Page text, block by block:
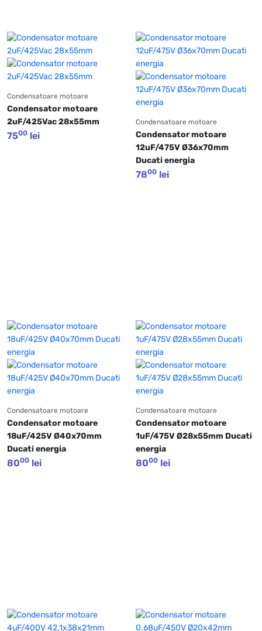
Condensatoare motoare
Condensator motoare
2uF/425Vac 28x55mm
7500 lei
Condensatoare motoare
Condensator motoare
12uF/475V Ø36x70mm
Ducati energia
7800 lei
Condensatoare motoare
Condensator motoare
18uF/425V Ø40x70mm
Ducati energia
8000 lei
Condensatoare motoare
Condensator motoare
1uF/475V Ø28x55mm Ducati
energia
8000 lei